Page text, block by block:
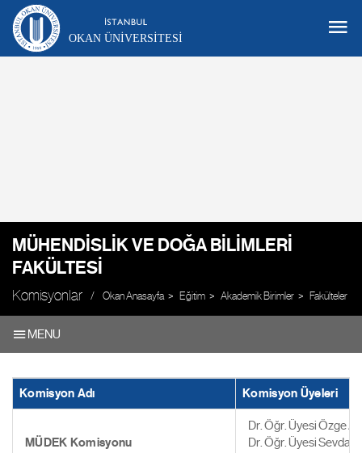
OKAN ÜNIVERSITESI
MÜHENDISLIK VE DOĞA BILIMLERI
FAKÜLTESI
Komisyonlar Okan Anasayfa Eğitim Akademik Birimler Fakülteler
MENU
Komisyon Adı Komisyon Üyeleri
MÜDEK Komisyonu
Dr. Öğr. Üyesi Özge
Dr. Öğr. Üyesi Sevda